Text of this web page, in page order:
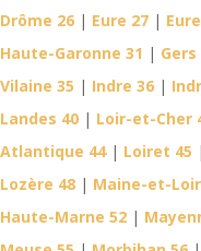
Drôme 26 | Eure 27 |
Haute-Garonne 31 | Gers
Vilaine 35 | Indre 36 |
Landes 40 | Loir-et-Cher
Atlantique 44| Loiret 45 |
Lozère 48 | Maine-et-
Haute-Marne 52 |